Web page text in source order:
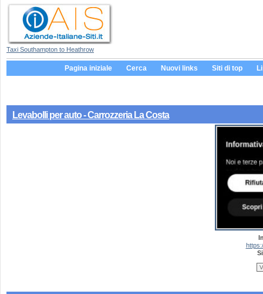
Taxi Southampton to Heathrow
Pagina iniziale Cerca Nuovi links Siti di top
Levabolli per auto - Carrozzeria La Costa